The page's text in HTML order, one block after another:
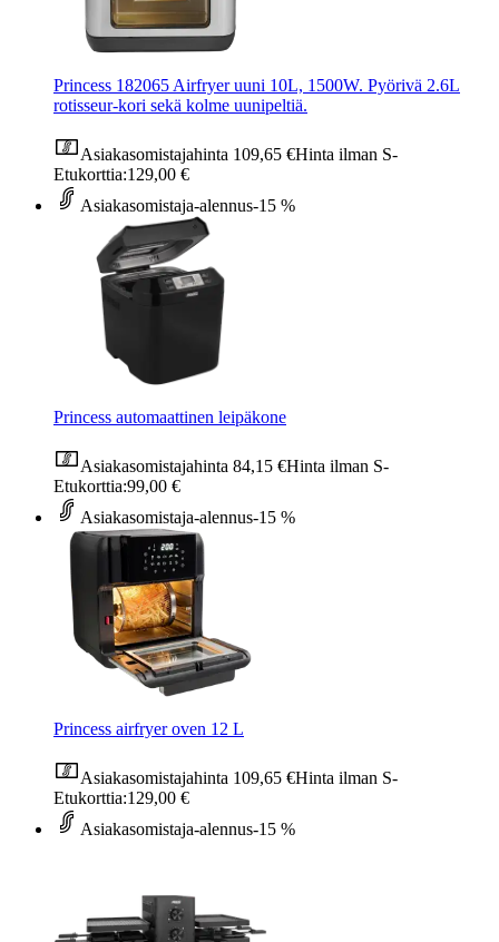
Princess 182065 Airfryer uuni 10L, 1500W. Pyörivä 2.6L
rotisseur-kori sekä kolme uunipeltiä.
Asiakasomistajahinta 109,65 €Hinta ilman S-
Etukorttia:129,00 €
Asiakasomistaja-alennus-15 %
Princess automaattinen leipäkone
Asiakasomistajahinta 84,15 €Hinta ilman S-
Etukorttia:99,00 €
Asiakasomistaja-alennus-15 %
Princess airfryer oven 12 L
Asiakasomistajahinta 109,65 €Hinta ilman S-
Etukorttia:129,00 €
Asiakasomistaja-alennus-15 %